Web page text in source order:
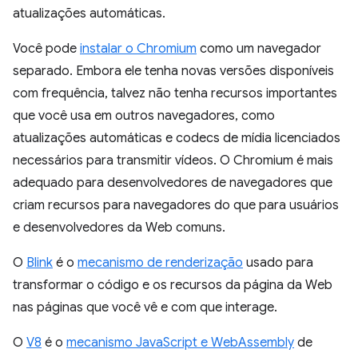
atualizações automáticas.
Você pode instalar o Chromium como um navegador
separado. Embora ele tenha novas versões disponíveis
com frequência, talvez não tenha recursos importantes
que você usa em outros navegadores, como
atualizações automáticas e codecs de mídia licenciados
necessários para transmitir vídeos. O Chromium é mais
adequado para desenvolvedores de navegadores que
criam recursos para navegadores do que para usuários
e desenvolvedores da Web comuns.
O Blink é o mecanismo de renderização usado para
transformar o código e os recursos da página da Web
nas páginas que você vê e com que interage.
O V8 é o mecanismo JavaScript e WebAssembly de